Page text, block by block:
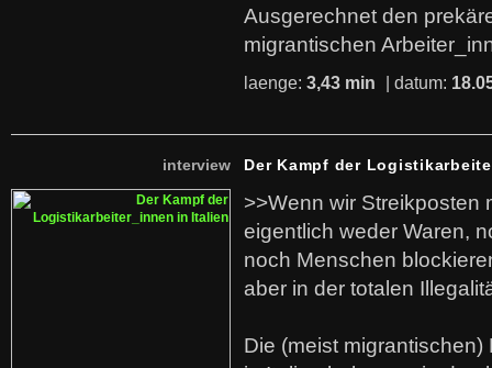
Ausgerechnet den
migrantischen
laenge: 3,43 min | datum:
interview Der Kampf der
>>Wenn wir Streikposten
eigentlich weder Waren,
noch Menschen
aber in der totalen
Die (meist